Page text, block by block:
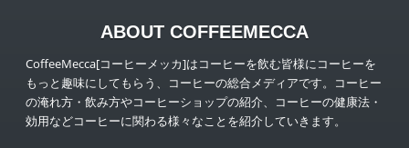
ABOUT COFFEEMECCA
CoffeeMecca[コーヒーメッカ]はコーヒーを飲む皆様にコーヒーを
もっと趣味にしてもらう、コーヒーの総合メディアです。コーヒー
の淹れ方・飲み方やコーヒーショップの紹介、コーヒーの健康法・
効用などコーヒーに関わる様々なことを紹介していきます。